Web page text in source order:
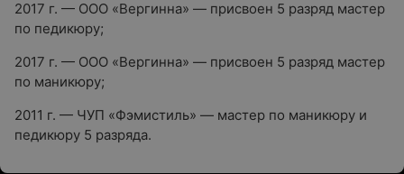
2017 г. — ООО «Вергинна» — присвоен 5 разряд мастер
по педикюру;
2017 г. — ООО «Вергинна» — присвоен 5 разряд мастер
по маникюру;
2011 г. — ЧУП «Фэмистиль» — мастер по маникюру и
педикюру 5 разряда.